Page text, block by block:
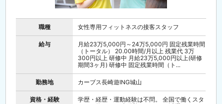
職種 女性専用フィットネスの接客スタッフ
給与
月給23万5,000円～24万5,000円 固定残業時間
（トータル） 20.00時間/月以上 残業代 3万
300円以上 研修中 月給23万5,000円以上(研修
期間3ヶ月) 研修中 固定残業時間（ト...
勤務地 カーブス長崎遊ING城山
資格・経験
学歴・経歴・運動経験は不問。 全国で働くスタ